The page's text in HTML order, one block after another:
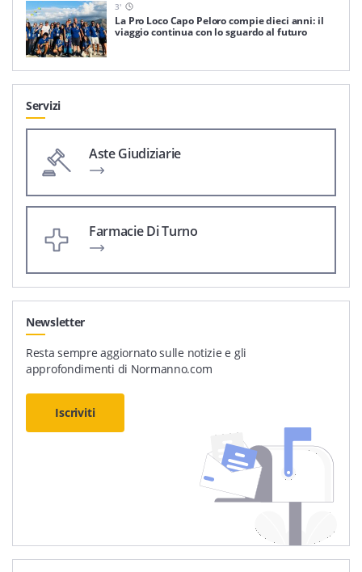
3'
La Pro Loco Capo Peloro compie dieci anni: il
viaggio continua con lo sguardo al futuro
Servizi
Aste Giudiziarie
Farmacie Di Turno
Newsletter
Resta sempre aggiornato sulle notizie e gli
approfondimenti di Normanno.com
Iscriviti